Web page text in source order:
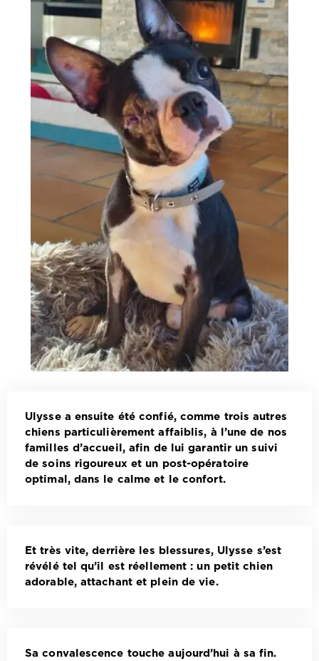
Ulysse a ensuite été confié, comme trois autres
chiens particulièrement affaiblis, à l’une de nos
familles d’accueil, afin de lui garantir un suivi
de soins rigoureux et un post-opératoire
optimal, dans le calme et le confort.
Et très vite, derrière les blessures, Ulysse s’est
révélé tel qu’il est réellement : un petit chien
adorable, attachant et plein de vie.
Sa convalescence touche aujourd’hui à sa fin.